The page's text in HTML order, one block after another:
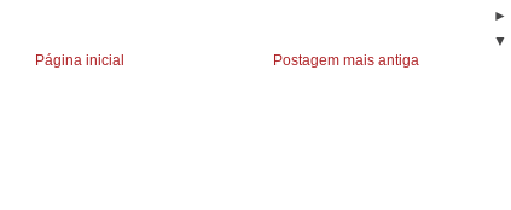
Postagem mais antiga
Página inicial
►
▼